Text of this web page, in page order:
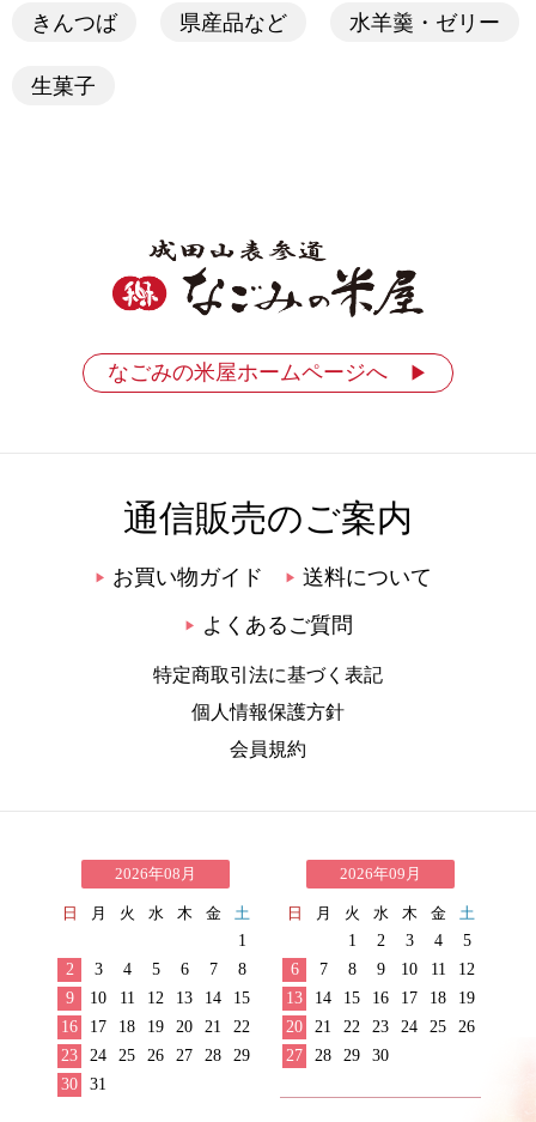
きんつば 県産品など 水羊羹・ゼリー
生菓子
なごみの米屋ホームページへ ▶
通信販売のご案内
▶ お買い物ガイド ▶ 送料について
▶ よくあるご質問
特定商取引法に基づく表記
個人情報保護方針
会員規約
2026年08月
日 月 火 水 木 金
土
1
2
3 4 5 6 7
8
9
10 11 12 13 14
15
16
17 18 19 20 21
22
23
24 25 26 27 28
29
30
31
2026年09月
日 月 火 水 木 金
土
1
2 3 4
5
6
7 8 9 10 11
12
13
14 15 16 17 18
19
20
21 22 23 24 25
26
27
28 29 30